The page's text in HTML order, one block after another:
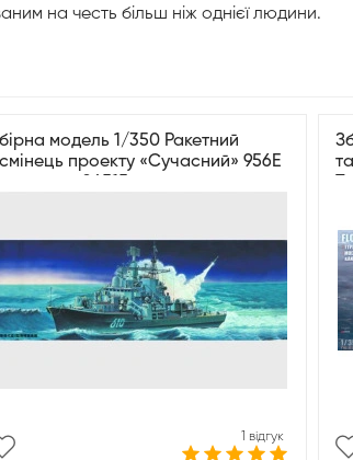
на честь більш ніж однієї людини.
модель 1/350 Ракетний
проекту «Сучасний» 956Е
1 відгук